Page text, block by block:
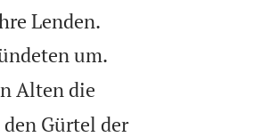
Lenden.
um.
Alten die
Gürtel der